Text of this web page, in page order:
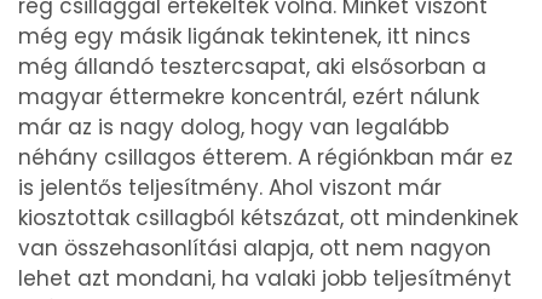
rég csillaggal értékeltek volna. Minket viszont
még egy másik ligának tekintenek, itt nincs
még állandó tesztercsapat, aki elsősorban a
magyar éttermekre koncentrál, ezért nálunk
már az is nagy dolog, hogy van legalább
néhány csillagos étterem. A régiónkban már ez
is jelentős teljesítmény. Ahol viszont már
kiosztottak csillagból kétszázat, ott mindenkinek
van összehasonlítási alapja, ott nem nagyon
lehet azt mondani, ha valaki jobb teljesítményt